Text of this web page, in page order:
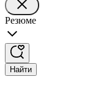
Резюме
Найти